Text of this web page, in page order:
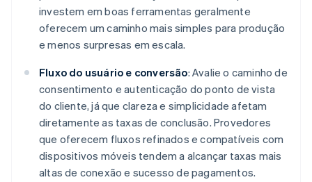
investem em boas ferramentas geralmente
oferecem um caminho mais simples para produção
e menos surpresas em escala.
Fluxo do usuário e conversão: Avalie o caminho de
consentimento e autenticação do ponto de vista
do cliente, já que clareza e simplicidade afetam
diretamente as taxas de conclusão. Provedores
que oferecem fluxos refinados e compatíveis com
dispositivos móveis tendem a alcançar taxas mais
altas de conexão e sucesso de pagamentos.